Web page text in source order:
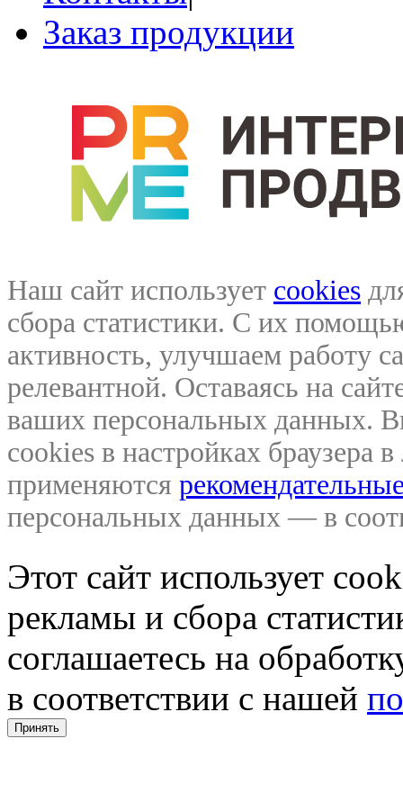
Заказ продукции
Наш сайт использует cookies
сбора статистики. С их
активность, улучшаем работу
релевантной. Оставаясь на
ваших персональных данных.
cookies в настройках браузера
применяются
персональных данных — в
Этот сайт использует
рекламы и сбора
соглашаетесь на
в соответствии с нашей
Принять